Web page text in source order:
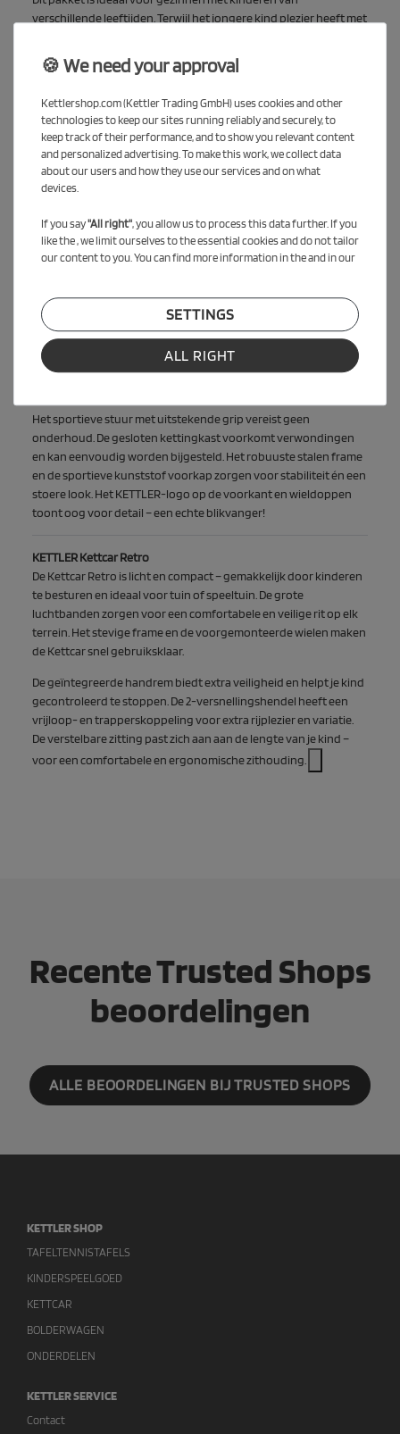
verschillende leeftijden. Terwijl het jongere kind plezier heeft met
Evolution. Zo beleven beide kinderen tegelijk avonturen – ieder
op zijn eigen niveau.
Kettcar-pakket dat meegroeit
Voor kinderen die net beginnen met trappen, is dit pakket
perfect: start met de Retro en stap later over op de Evolution. Zo
geniet jouw kind jarenlang van hoogwaardige Kettcars.
De Kettcar Evolution combineert klassiek design met moderne
functionaliteit. Gemaakt in Duitsland en Oostenrijk –
gegarandeerde kwaliteit en duurzaamheid. De vrijloop-functie
veiligheid.
De kogellager 11-inch wielen van Solight Ecco bieden een stille,
soepele rit, zijn onderhoudsvrij, weerbestendig en lekvrij. De
ergonomische zitting is 6-voudig verstelbaar en groeit mee met
Het sportieve stuur met uitstekende grip vereist geen
onderhoud. De gesloten kettingkast voorkomt verwondingen
en kan eenvoudig worden bijgesteld. Het robuuste stalen frame
en de sportieve kunststof voorkap zorgen voor stabiliteit én een
stoere look. Het KETTLER-logo op de voorkant en wieldoppen
toont oog voor detail – een echte blikvanger!
KETTLER Kettcar Retro
De Kettcar Retro is licht en compact – gemakkelijk door kinderen
te besturen en ideaal voor tuin of speeltuin. De grote
luchtbanden zorgen voor een comfortabele en veilige rit op elk
terrein. Het stevige frame en de voorgemonteerde wielen maken
de Kettcar snel gebruiksklaar.
De geïntegreerde handrem biedt extra veiligheid en helpt je kind
gecontroleerd te stoppen. De 2-versnellingshendel heeft een
vrijloop- en trapperskoppeling voor extra rijplezier en variatie.
De verstelbare zitting past zich aan aan de lengte van je kind –
voor een comfortabele en ergonomische zithouding.
Recente Trusted Shops
beoordelingen
ALLE BEOORDELINGEN BIJ TRUSTED SHOPS
KETTLER SHOP
TAFELTENNISTAFELS
KINDERSPEELGOED
KETTCAR
BOLDERWAGEN
ONDERDELEN
KETTLER SERVICE
Contact
🍪 We need your approval
Kettlershop.com (Kettler Trading GmbH) uses cookies and other
technologies to keep our sites running reliably and securely, to
keep track of their performance, and to show you relevant content
and personalized advertising. To make this work, we collect data
about our users and how they use our services and on what
devices.
If you say"All right", you allow us to process this data further. If you
like the , we limit ourselves to the essential cookies and do not tailor
our content to you. You can find more information in the and in our
SETTINGS
ALL RIGHT